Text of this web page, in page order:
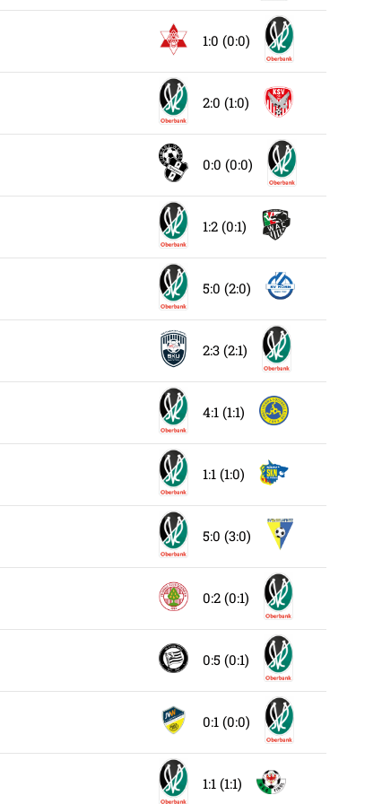
1:0 (0:0)
2:0 (1:0)
0:0 (0:0)
1:2 (0:1)
5:0 (2:0)
2:3 (2:1)
4:1 (1:1)
1:1 (1:0)
5:0 (3:0)
0:2 (0:1)
0:5 (0:1)
0:1 (0:0)
1:1 (1:1)